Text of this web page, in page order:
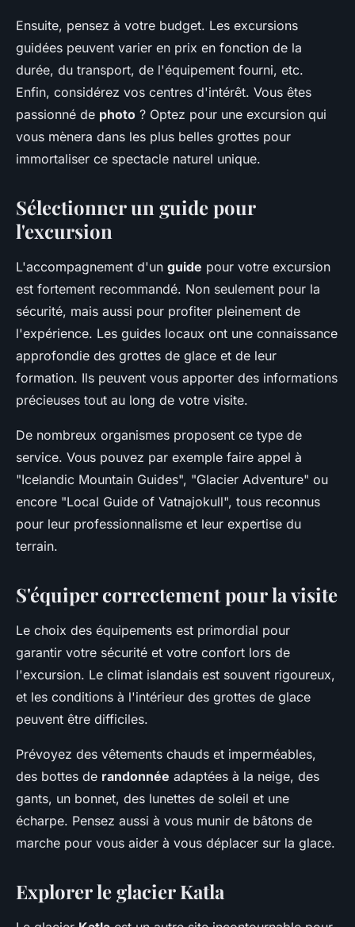
Ensuite, pensez à votre budget. Les excursions
guidées peuvent varier en prix en fonction de la
durée, du transport, de l'équipement fourni, etc.
Enfin, considérez vos centres d'intérêt. Vous êtes
passionné de photo ? Optez pour une excursion qui
vous mènera dans les plus belles grottes pour
immortaliser ce spectacle naturel unique.
Sélectionner un guide pour
l'excursion
L'accompagnement d'un guide pour votre excursion
est fortement recommandé. Non seulement pour la
sécurité, mais aussi pour profiter pleinement de
l'expérience. Les guides locaux ont une connaissance
approfondie des grottes de glace et de leur
formation. Ils peuvent vous apporter des informations
précieuses tout au long de votre visite.
De nombreux organismes proposent ce type de
service. Vous pouvez par exemple faire appel à
"Icelandic Mountain Guides", "Glacier Adventure" ou
encore "Local Guide of Vatnajokull", tous reconnus
pour leur professionnalisme et leur expertise du
terrain.
S'équiper correctement pour la visite
Le choix des équipements est primordial pour
garantir votre sécurité et votre confort lors de
l'excursion. Le climat islandais est souvent rigoureux,
et les conditions à l'intérieur des grottes de glace
peuvent être difficiles.
Prévoyez des vêtements chauds et imperméables,
des bottes de randonnée adaptées à la neige, des
gants, un bonnet, des lunettes de soleil et une
écharpe. Pensez aussi à vous munir de bâtons de
marche pour vous aider à vous déplacer sur la glace.
Explorer le glacier Katla